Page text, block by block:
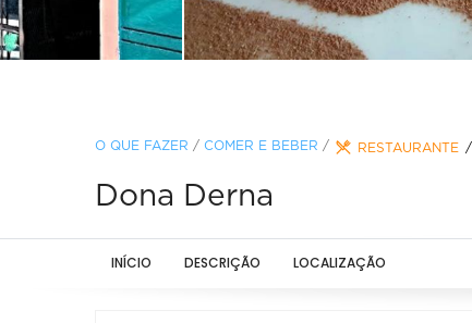
O QUE FAZER / COMER E BEBER / RESTAURANTE
Dona Derna
INÍCIO DESCRIÇÃO LOCALIZAÇÃO